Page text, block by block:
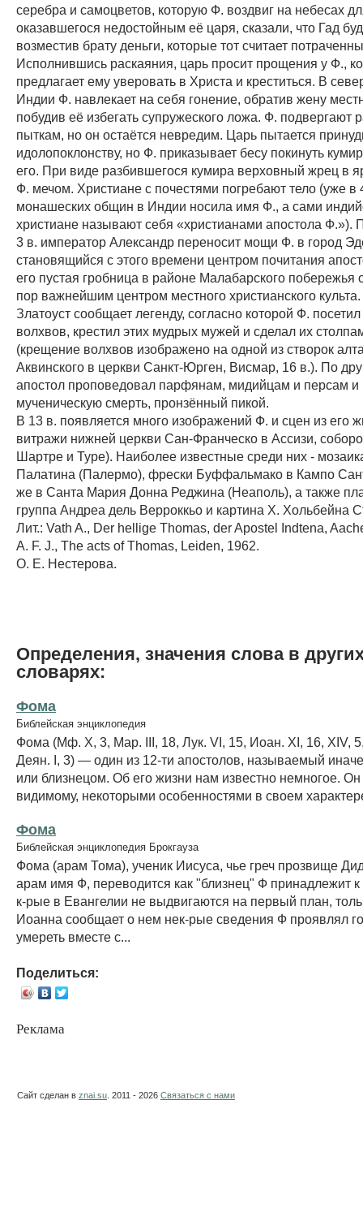
серебра и самоцветов, которую Ф. воздвиг на небесах
оказавшегося недостойным её царя, сказали, что Гад
возместив брату деньги, которые тот считает
Исполнившись раскаяния, царь просит прощения у Ф.,
предлагает ему уверовать в Христа и креститься. В
Индии Ф. навлекает на себя гонение, обратив жену
побудив её избегать супружеского ложа. Ф. подвергают
пыткам, но он остаётся невредим. Царь пытается
идолопоклонству, но Ф. приказывает бесу покинуть
его. При виде разбившегося кумира верховный жрец в
Ф. мечом. Христиане с почестями погребают тело (уже в
монашеских общин в Индии носила имя Ф., а сами
христиане называют себя «христианами апостола Ф.»).
3 в. император Александр переносит мощи Ф. в город
становящийся с этого времени центром почитания
его пустая гробница в районе Малабарского побережья
пор важнейшим центром местного христианского
Златоуст сообщает легенду, согласно которой Ф. посетил
волхвов, крестил этих мудрых мужей и сделал их
(крещение волхвов изображено на одной из створок
Аквинского в церкви Санкт-Юрген, Висмар, 16 в.). По
апостол проповедовал парфянам, мидийцам и персам и
мученическую смерть, пронзённый пикой.
В 13 в. появляется много изображений Ф. и сцен из его
витражи нижней церкви Сан-Франческо в Ассизи,
Шартре и Type). Наиболее известные среди них -
Палатина (Палермо), фрески Буффальмако в Кампо
же в Санта Мария Донна Реджина (Неаполь), а также
группа Андреа дель Верроккьо и картина X. Хольбейна
Лит.: Vath A., Der hellige Thomas, der Apostel Indtena,
A. F. J., The acts of Thomas, Leiden, 1962.
О. Е. Нестерова.
Определения, значения слова в
словарях:
Фома
Библейская энциклопедия
Фома (Мф. X, 3, Мар. III, 18, Лук. VI, 15, Иоан. XI, 16, XIV,
Деян. I, 3) — один из 12-ти апостолов, называемый
или близнецом. Об его жизни нам известно немногое. Он
видимому, некоторыми особенностями в своем
Фома
Библейская энциклопедия Брокгауза
Фома (арам Тома), ученик Иисуса, чье греч прозвище
арам имя Ф, переводится как "близнец" Ф принадлежит к
к-рые в Евангелии не выдвигаются на первый план,
Иоанна сообщает о нем нек-рые сведения Ф проявлял
умереть вместе с...
Поделиться:
Реклама
Сайт сделан в znai.su . 2011 - 2026 Связаться с нами